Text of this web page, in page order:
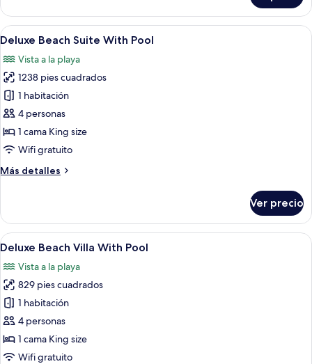
Villa
Abrir
todas
las
fotos
de
Deluxe
Beach
Suite
Pool
Ropa de cama de alta calidad y
10
Deluxe Beach Suite With Pool
Vista a la playa
1238 pies cuadrados
1 habitación
4 personas
1 cama King size
Wifi gratuito
Más detalles
Más
Beach
Suite
With
Ver precio
Abrir
todas
las
fotos
de
Deluxe
Beach
Villa
Un dormitorio con una cama
10
Deluxe Beach Villa With Pool
Vista a la playa
829 pies cuadrados
1 habitación
4 personas
1 cama King size
Wifi gratuito